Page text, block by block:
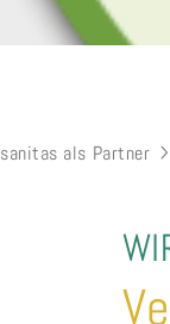
sanitas als Partner